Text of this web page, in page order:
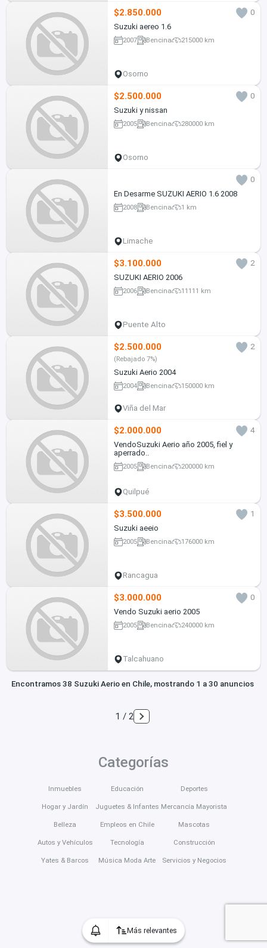
Más relevantes
$2.850.000
0
Suzuki aereo 1.6
2007 Bencina 215000 km
Osorno
$2.500.000
0
Suzuki y nissan
2005 Bencina 280000 km
Osorno
0
En Desarme SUZUKI AERIO 1.6 2008
2008 Bencina 1 km
Limache
$3.100.000
2
SUZUKI AERIO 2006
2006 Bencina 11111 km
Puente Alto
$2.500.000 2
(Rebajado 7%)
Suzuki Aerio 2004
2004 Bencina 150000 km
Viña del Mar
$2.000.000
4
VendoSuzuki Aerio año 2005, fiel y
aperrado..
2005 Bencina 200000 km
Quilpué
$3.500.000
1
Suzuki aeeio
2005 Bencina 176000 km
Rancagua
$3.000.000
0
Vendo Suzuki aerio 2005
2005 Bencina 240000 km
Talcahuano
Encontramos 38 Suzuki Aerio en Chile, mostrando 1 a 30 anuncios
1 / 2
Categorías
Inmuebles
Hogar y Jardín
Belleza
Autos y Vehículos
Yates & Barcos
Educación
Juguetes & Infantes
Empleos en Chile
Tecnología
Música Moda Arte
Deportes
Mercancía Mayorista
Mascotas
Construcción
Servicios y Negocios